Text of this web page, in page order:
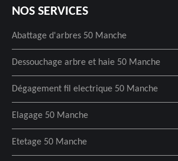
NOS SERVICES
Abattage d'arbres 50 Manche
Dessouchage arbre et haie 50 Manche
Dégagement fil electrique 50 Manche
Elagage 50 Manche
Etetage 50 Manche